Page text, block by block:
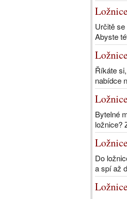
Určitě
Abyste
Říkáte
nabídce
Bytelné
ložnice?
Do
a spí až